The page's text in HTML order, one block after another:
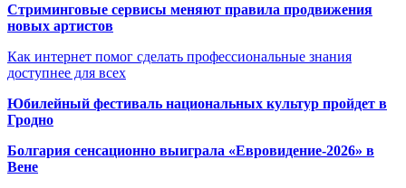
Стриминговые сервисы меняют правила продвижения
новых артистов
Как интернет помог сделать профессиональные знания
доступнее для всех
Юбилейный фестиваль национальных культур пройдет в
Гродно
Болгария сенсационно выиграла «Евровидение-2026» в
Вене